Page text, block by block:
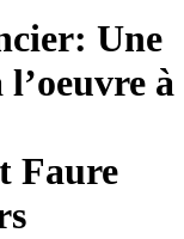
Une
à
Faure